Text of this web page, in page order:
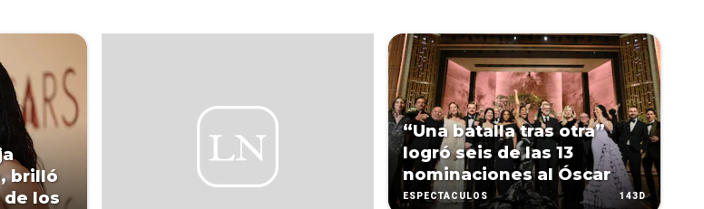
brilló
de los
“Una batalla tras otra”
logró seis de las 13
nominaciones al Óscar
ESPECTÁCULOS 143D